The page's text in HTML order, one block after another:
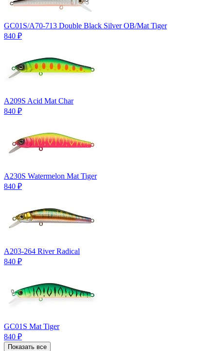
GC01S/A70-713 Double Black Silver OB/Mat Tiger
840 ₽
A209S Acid Mat Char
840 ₽
A230S Watermelon Mat Tiger
840 ₽
A203-264 River Radical
840 ₽
GC01S Mat Tiger
840 ₽
Показать все